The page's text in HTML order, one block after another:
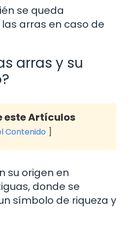
se queda
arras en caso de
arras y su
este Artículos
Contenido
su origen en
donde se
símbolo de riqueza y